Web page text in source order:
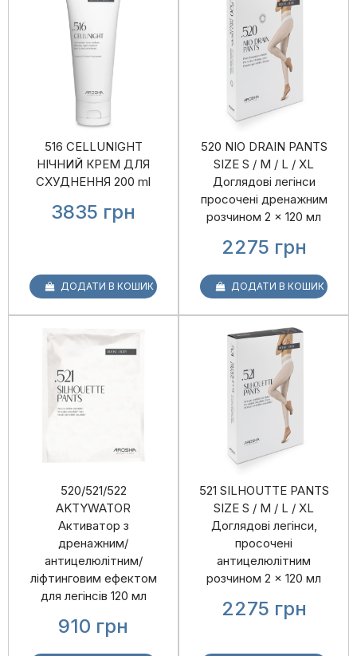
ДОДАТИ В КОШИК
516 CELLUNIGHT
НІЧНИЙ КРЕМ ДЛЯ
СХУДНЕННЯ 200 ml
3835 грн
ДОДАТИ В КОШИК
520 NIO DRAIN PANTS
SIZE S / M / L / XL
Доглядові легінси
просочені дренажним
розчином 2 × 120 мл
2275 грн
520/521/522
AKTYWATOR
Активатор з
дренажним/
антицелюлітним/
ліфтинговим ефектом
для легінсів 120 мл
910 грн
521 SILHOUTTE PANTS
SIZE S / M / L / XL
Доглядові легінси,
просочені
антицелюлітним
розчином 2 × 120 мл
2275 грн